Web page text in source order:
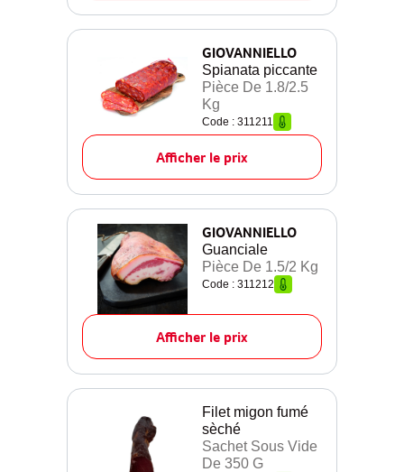
GIOVANNIELLO
Spianata piccante
Pièce De 1.8/2.5
Kg
Code : 311211
Afficher le prix
GIOVANNIELLO
Guanciale
Pièce De 1.5/2 Kg
Code : 311212
Afficher le prix
Filet migon fumé
sèché
Sachet Sous Vide
De 350 G